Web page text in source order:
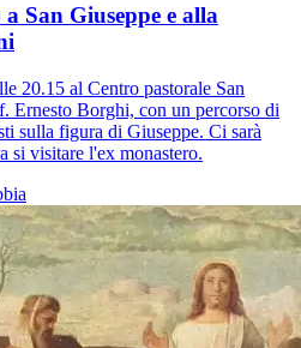
San Giuseppe e alla
20.15 al Centro pastorale San
Ernesto Borghi, con un percorso di
sulla figura di Giuseppe. Ci sarà
si visitare l'ex monastero.